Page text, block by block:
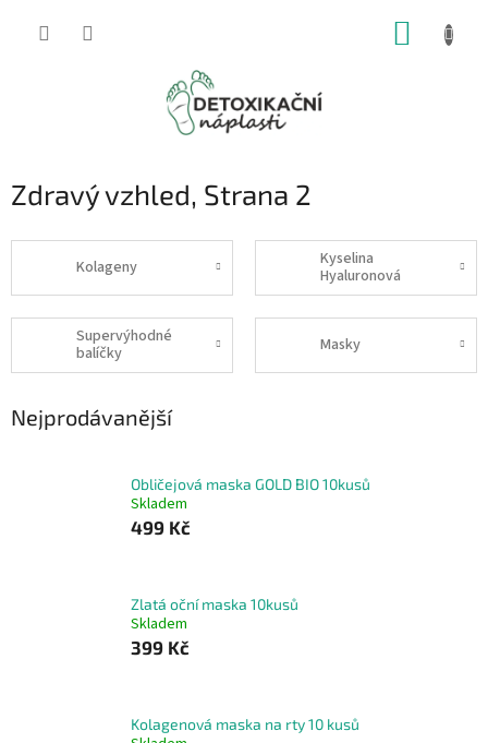
Zdravý vzhled, Strana 2
Kolageny
Kyselina
Hyaluronová
Supervýhodné
balíčky
Masky
Nejprodávanější
Obličejová maska GOLD BIO 10kusů
Skladem
499 Kč
Zlatá oční maska 10kusů
Skladem
399 Kč
Kolagenová maska na rty 10 kusů